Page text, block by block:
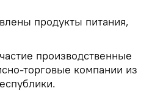
продукты питания,
производственные
торговые компании из